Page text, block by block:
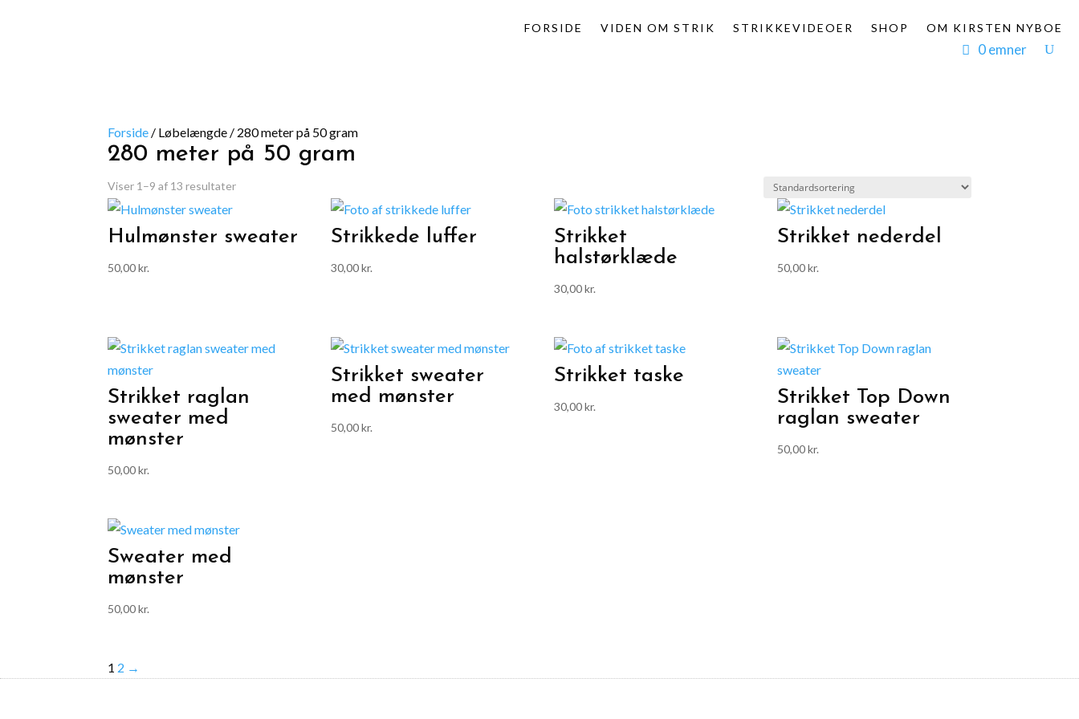
FORSIDE VIDEN OM STRIK STRIKKEVIDEOER SHOP OM KIRSTEN NYBOE
0 emner
Forside / Løbelængde / 280 meter på 50 gram
280 meter på 50 gram
Viser 1–9 af 13 resultater
Hulmønster sweater
50,00kr.
Strikkede luffer
30,00kr.
Strikket
halstørklæde
30,00kr.
Strikket nederdel
50,00kr.
Strikket raglan
sweater med
mønster
50,00kr.
Strikket sweater
med mønster
50,00kr.
Strikket taske
30,00kr.
Strikket Top Down
raglan sweater
50,00kr.
Sweater med
mønster
50,00kr.
1 2 →